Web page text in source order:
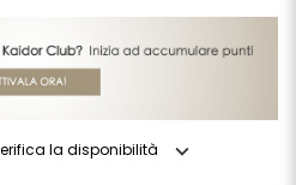
la disponibilità expand_more